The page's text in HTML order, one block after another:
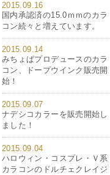
2015.09.16
国内承認済の15.0ｍｍのカラ
コン続々と増えています。
2015.09.14
みちょぱプロデュースのカラ
コン、ドープウインク販売開
始！
2015.09.07
ナデシコカラーを販売開始し
ました！
2015.09.04
ハロウィン・コスプレ・Ｖ系
カラコンのドルチェクレイジ